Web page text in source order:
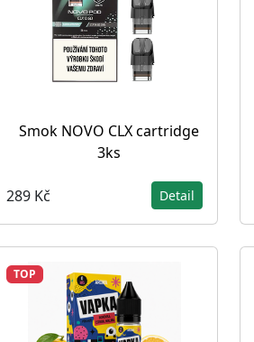
Smok NOVO CLX cartridge
3ks
289 Kč Detail
TOP